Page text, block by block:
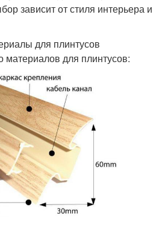
зависит от стиля интерьера и
для плинтусов
для плинтусов: